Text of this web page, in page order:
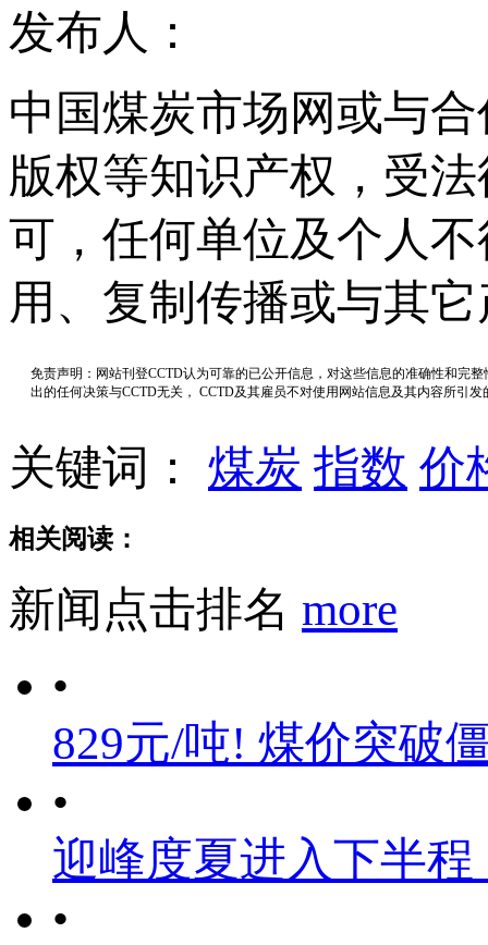
发布人：
中国煤炭市场网或与
版权等知识产权，受
可，任何单位及个人
用、复制传播或与其
免责声明：网站刊登CCTD认为可靠的已公开信息，对这些信息的准确性和完
出的任何决策与CCTD无关， CCTD及其雇员不对使用网站信息及其内容所引
关键词： 煤炭 指数 价
相关阅读：
新闻点击排名 more
•
829元/吨! 煤价突破
•
迎峰度夏进入下半
•